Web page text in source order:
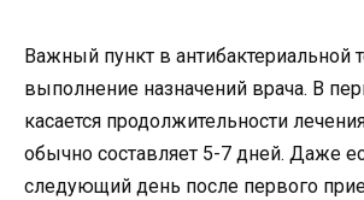
Важный пункт в антибактериальной
выполнение назначений врача. В
касается продолжительности
обычно составляет 5-7 дней. Даже
следующий день после первого